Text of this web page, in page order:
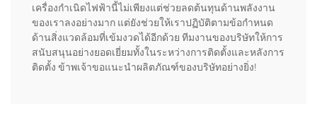
เครื่องกำเนิดไฟฟ้านี้ไม่เพียงแต่ช่วยลดต้นทุนด้านพลังงาน
ของเราลงอย่างมาก แต่ยังช่วยให้เราปฏิบัติตามข้อกำหนด
ด้านสิ่งแวดล้อมที่เข้มงวดได้อีกด้วย ทีมงานของบริษัทให้การ
สนับสนุนอย่างยอดเยี่ยมทั้งในระหว่างการติดตั้งและหลังการ
ติดตั้ง ข้าพเจ้าขอแนะนำผลิตภัณฑ์ของบริษัทอย่างยิ่ง!